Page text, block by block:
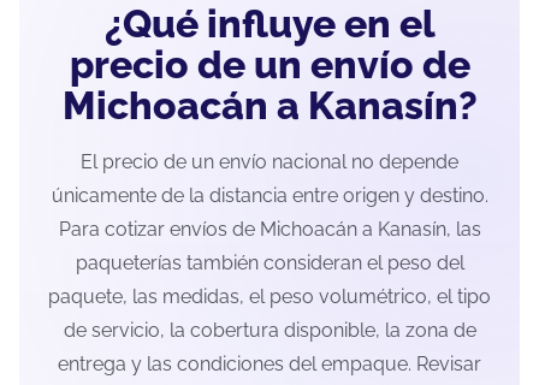
¿Qué influye en el
precio de un envío de
Michoacán a Kanasín?
El precio de un envío nacional no depende
únicamente de la distancia entre origen y destino.
Para cotizar envíos de Michoacán a Kanasín, las
paqueterías también consideran el peso del
paquete, las medidas, el peso volumétrico, el tipo
de servicio, la cobertura disponible, la zona de
entrega y las condiciones del empaque. Revisar